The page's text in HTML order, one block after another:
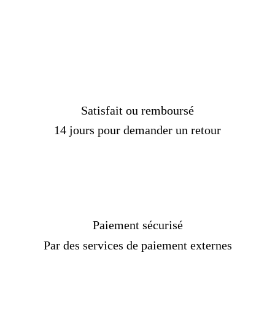
Satisfait ou remboursé
14 jours pour demander un retour
Paiement sécurisé
Par des services de paiement externes